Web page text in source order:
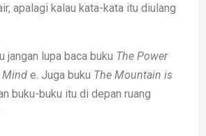
apalagi kalau kata-kata itu diulang
jangan lupa baca buku The Power
Mind e. Juga buku The Mountain is
buku-buku itu di depan ruang